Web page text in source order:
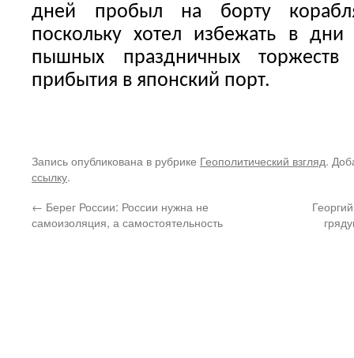
дней пробыл на борту
поскольку хотел избежать в
пышных праздничных
прибытия в японский порт.
Запись опубликована в рубрике Геополитический взгляд.
ссылку.
← Берег России: России нужна не
самоизоляция, а самостоятельность